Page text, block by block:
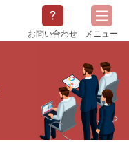
メニュー
サービス概要
採用情報
お問い合わせ